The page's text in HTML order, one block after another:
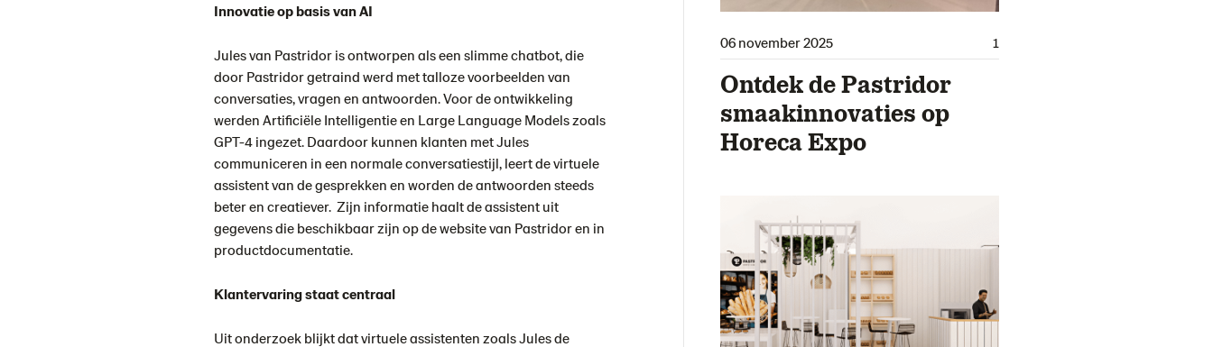
Innovatie op basis van AI
Jules van Pastridor is ontworpen als een slimme chatbot, die
door Pastridor getraind werd met talloze voorbeelden van
conversaties, vragen en antwoorden. Voor de ontwikkeling
werden Artificiële Intelligentie en Large Language Models zoals
GPT-4 ingezet. Daardoor kunnen klanten met Jules
communiceren in een normale conversatiestijl, leert de virtuele
assistent van de gesprekken en worden de antwoorden steeds
beter en creatiever. Zijn informatie haalt de assistent uit
gegevens die beschikbaar zijn op de website van Pastridor en in
productdocumentatie.
Klantervaring staat centraal
Uit onderzoek blijkt dat virtuele assistenten zoals Jules de
06 november 2025 1
Ontdek de Pastridor
smaakinnovaties op
Horeca Expo